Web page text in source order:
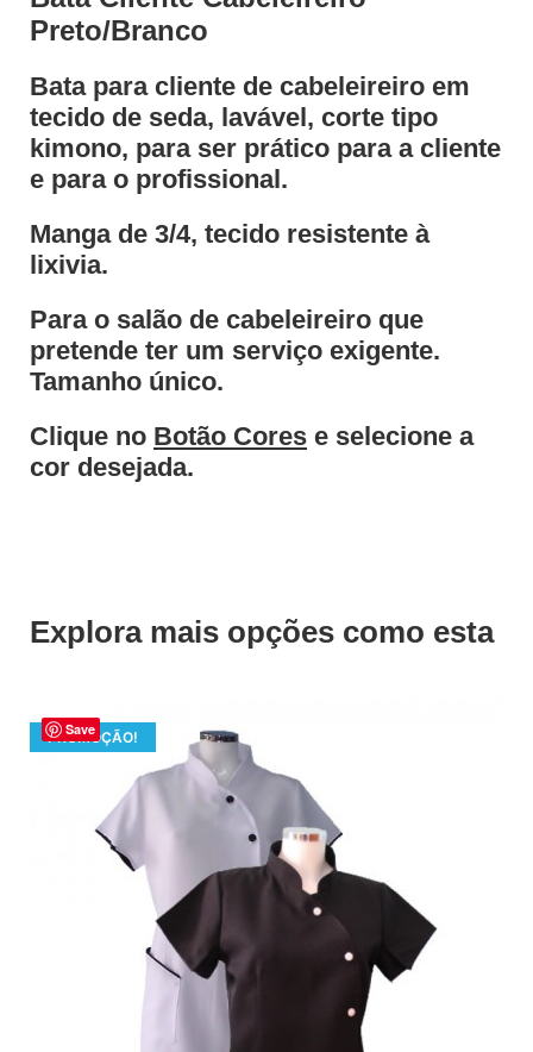
Preto/Branco
Bata para cliente de cabeleireiro em
tecido de seda, lavável, corte tipo
kimono, para ser prático para a cliente
e para o profissional.
Manga de 3/4, tecido resistente à
lixivia.
Para o salão de cabeleireiro que
pretende ter um serviço exigente.
Tamanho único.
Clique no Botão Cores e selecione a
cor desejada.
Explora mais opções como esta
Save
PROMOÇÃO!